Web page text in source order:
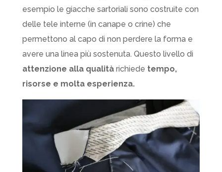
esempio le giacche sartoriali sono costruite con
delle tele interne (in canape o crine) che
permettono al capo di non perdere la forma e
avere una linea più sostenuta. Questo livello di
attenzione alla qualitàrichiede tempo,
risorse e molta esperienza.